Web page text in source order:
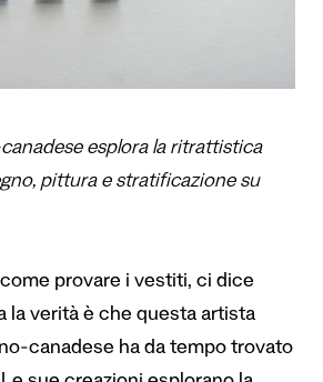
esplora la ritrattistica
pittura e stratificazione su
provare i vestiti, ci dice
la verità è che questa artista
canadese ha da tempo trovato